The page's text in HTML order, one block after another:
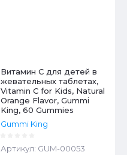
Витамин C для детей в
жевательных таблетах,
Vitamin C for Kids, Natural
Orange Flavor, Gummi
King, 60 Gummies
Gummi King
Артикул: GUM-00053